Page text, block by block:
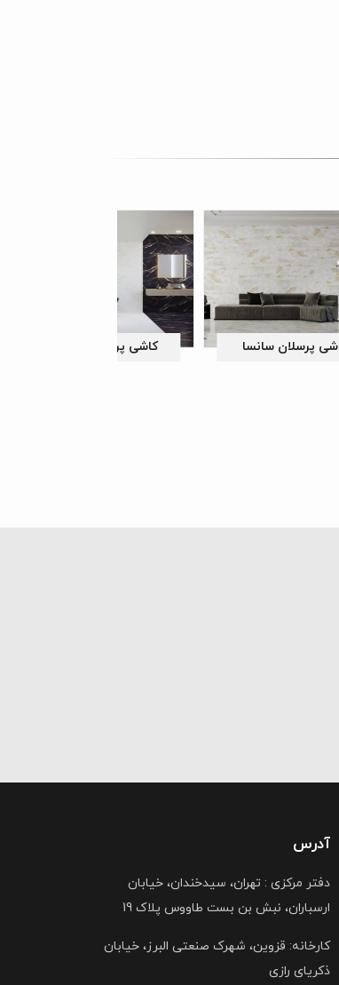
کاشی پرسلان اسکوبار
آدرس
دفتر مرکزی : تهران، سیدخندان، خیابان
ارسباران، نبش بن بست طاووس پلاک 19
کارخانه: قزوین، شهرک صنعتی البرز، خیابان
ذکریای رازی